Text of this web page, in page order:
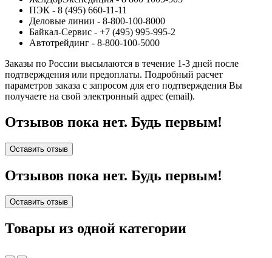
ПЭК - 8 (495) 660-11-11
Деловые линии - 8-800-100-8000
Байкал-Сервис - +7 (495) 995-995-2
Автотрейдинг - 8-800-100-5000
Заказы по России высылаются в течение 1-3 дней после
подтверждения или предоплаты. Подробный расчет
параметров заказа с запросом для его подтверждения Вы
получаете на свой электронный адрес (email).
Отзывов пока нет. Будь первым!
Оставить отзыв
Отзывов пока нет. Будь первым!
Оставить отзыв
Товары из одной категории